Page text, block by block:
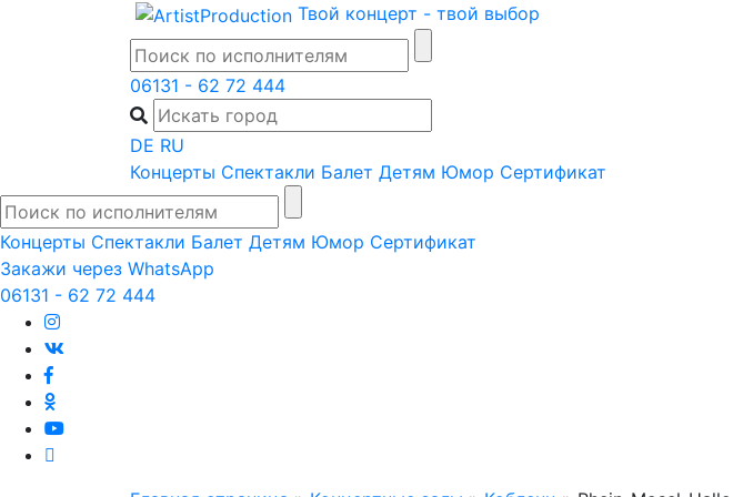
Твой концерт - твой выбор
06131 - 62 72 444
DE RU
Концерты Спектакли Балет Детям Юмор Сертификат
Концерты Спектакли Балет Детям Юмор Сертификат
Закажи через WhatsApp
06131 - 62 72 444